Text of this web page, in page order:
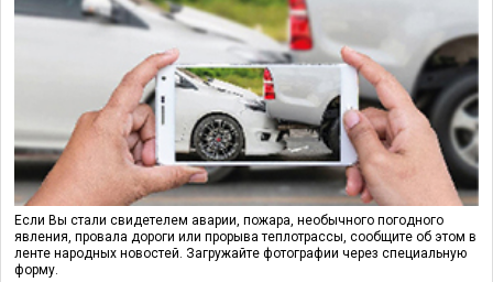
Если Вы стали свидетелем аварии, пожара, необычного погодного
явления, провала дороги или прорыва теплотрассы, сообщите об этом в
ленте народных новостей. Загружайте фотографии через специальную
форму.